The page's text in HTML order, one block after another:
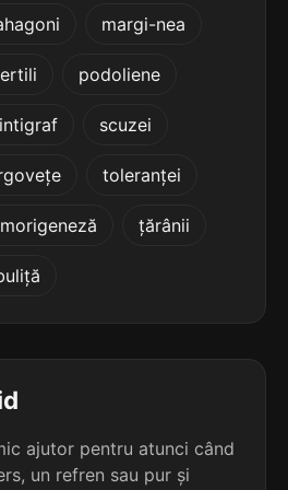
terminație: enței
terminație: enței
terminație: enței
margi-nea
podoliene
scuzei
toleranței
țărânii
ajutor pentru atunci când
un refren sau pur și